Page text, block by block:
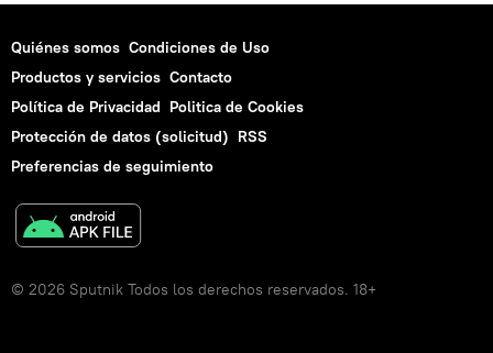
Quiénes somos Condiciones de Uso
Productos y servicios Contacto
Política de Privacidad Politica de Cookies
Protección de datos (solicitud) RSS
Preferencias de seguimiento
© 2026 Sputnik Todos los derechos reservados. 18+